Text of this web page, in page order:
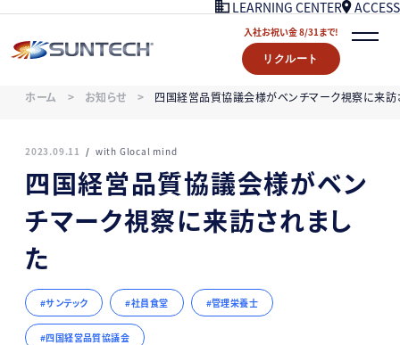
LEARNING CENTER ACCESS
入社お祝い金 8/31まで!
リクルート
LEARNING CENTER
ACCESS
入社お祝い金プレゼント 8/31まで！
CONTACT
ホーム お知らせ 四国経営品質協議会様がベンチマーク視察に来訪
2023.09.11 with Glocal mind
四国経営品質協議会様がベン
チマーク視察に来訪されまし
た
サンテック 社員食堂 管理栄養士
四国経営品質協議会